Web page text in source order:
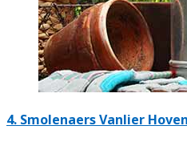
4. Smolenaers Vanlier